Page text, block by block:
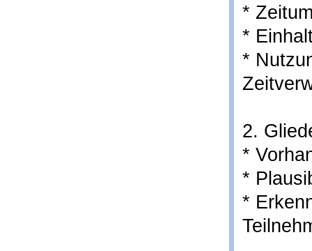
*
*
*
2.
*
*
*